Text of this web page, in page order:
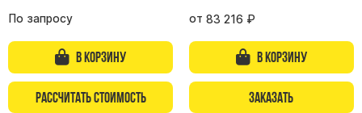
Венки
Вазы из гранита
Скульптуры в полный рост
По запросу
В корзину
Рассчитать стоимость
от 83 216 ₽
В корзину
Заказать